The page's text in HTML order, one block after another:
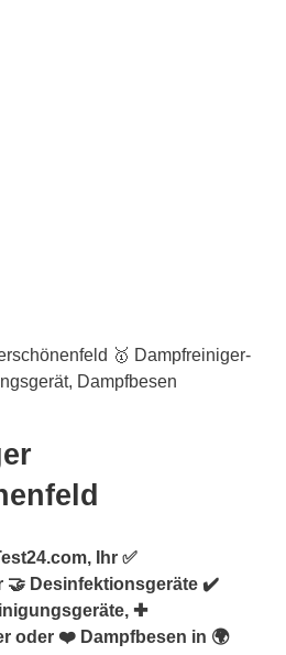
Ihr ✅
🤝 Desinfektionsgeräte ✔️
✚
oder ❤️ Dampfbesen in 🌍